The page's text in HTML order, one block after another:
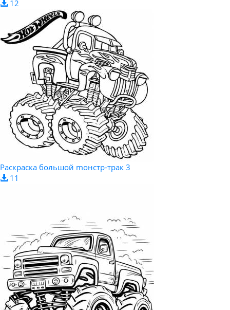
12
Раскраска большой mонстр-трак 3
11